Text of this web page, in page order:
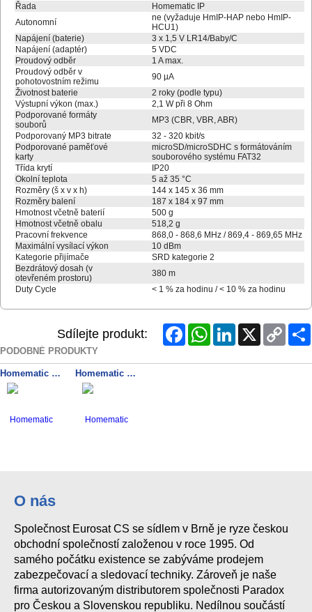
Řada
Homematic IP
Autonomní
ne (vyžaduje HmIP-HAP nebo HmIP-
HCU1)
Napájení (baterie)
3 x 1,5 V LR14/Baby/C
Napájení (adaptér)
5 VDC
Proudový odběr
1 A max.
Proudový odběr v
pohotovostním režimu
90 µA
Životnost baterie
2 roky (podle typu)
Výstupní výkon (max.)
2,1 W při 8 Ohm
Podporované formáty
souborů
MP3 (CBR, VBR, ABR)
Podporovaný MP3 bitrate
32 - 320 kbit/s
Podporované paměťové
karty
microSD/microSDHC s formátováním
souborového systému FAT32
Třída krytí
IP20
Okolní teplota
5 až 35 °C
Rozměry (š x v x h)
144 x 145 x 36 mm
Rozměry balení
187 x 184 x 97 mm
Hmotnost včetně baterií
500 g
Hmotnost včetně obalu
518,2 g
Pracovní frekvence
868,0 - 868,6 MHz / 869,4 - 869,65 MHz
Maximální vysílací výkon
10 dBm
Kategorie přijímače
SRD kategorie 2
Bezdrátový dosah (v
otevřeném prostoru)
380 m
Duty Cycle
< 1 % za hodinu / < 10 % za hodinu
Sdílejte produkt: FacebookWhatsAppLinkedInX
Copy
Link
PODOBNÉ PRODUKTY
Homematic IP Smoke Detector - HmIP-SWSD-2 Homematic IP Starter Set Smoke Detection
O nás
Společnost Eurosat CS se sídlem v Brně je ryze českou
obchodní společností založenou v roce 1995. Od
samého počátku existence se zabýváme prodejem
zabezpečovací a sledovací techniky. Zároveň je naše
firma autorizovaným distributorem společnosti Paradox
pro Českou a Slovenskou republiku. Nedílnou součástí